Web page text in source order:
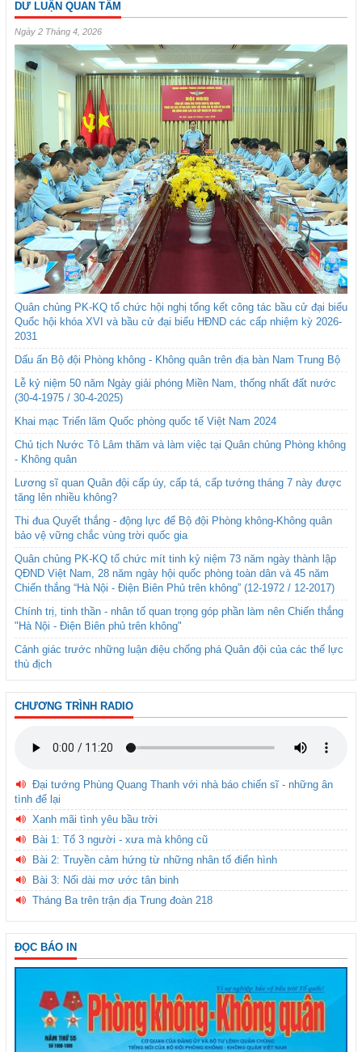
DƯ LUẬN QUAN TÂM
Ngày 2 Tháng 4, 2026
Quân chủng PK-KQ tổ chức hội nghị tổng kết công tác bầu cử đại biểu
Quốc hội khóa XVI và bầu cử đại biểu HĐND các cấp nhiệm kỳ 2026-
2031
Dấu ấn Bộ đội Phòng không - Không quân trên địa bàn Nam Trung Bộ
Lễ kỷ niệm 50 năm Ngày giải phóng Miền Nam, thống nhất đất nước
(30-4-1975 / 30-4-2025)
Khai mạc Triển lãm Quốc phòng quốc tế Việt Nam 2024
Chủ tịch Nước Tô Lâm thăm và làm việc tại Quân chủng Phòng không
- Không quân
Lương sĩ quan Quân đội cấp úy, cấp tá, cấp tướng tháng 7 này được
tăng lên nhiều không?
Thi đua Quyết thắng - động lực để Bộ đội Phòng không-Không quân
bảo vệ vững chắc vùng trời quốc gia
Quân chủng PK-KQ tổ chức mít tinh kỷ niệm 73 năm ngày thành lập
QĐND Việt Nam, 28 năm ngày hội quốc phòng toàn dân và 45 năm
Chiến thắng “Hà Nội - Điện Biên Phủ trên không” (12-1972 / 12-2017)
Chính trị, tinh thần - nhân tố quan trọng góp phần làm nên Chiến thắng
"Hà Nội - Điện Biên phủ trên không"
Cảnh giác trước những luận điệu chống phá Quân đội của các thế lực
thù địch
CHƯƠNG TRÌNH RADIO
Đại tướng Phùng Quang Thanh với nhà báo chiến sĩ - những ân
tình để lại
Xanh mãi tình yêu bầu trời
Bài 1: Tổ 3 người - xưa mà không cũ
Bài 2: Truyền cảm hứng từ những nhân tố điển hình
Bài 3: Nối dài mơ ước tân binh
Tháng Ba trên trận địa Trung đoàn 218
ĐỌC BÁO IN